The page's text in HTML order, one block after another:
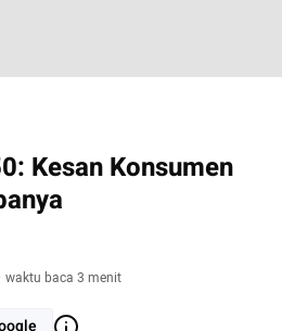
Kesan Konsumen
waktu baca 3 menit